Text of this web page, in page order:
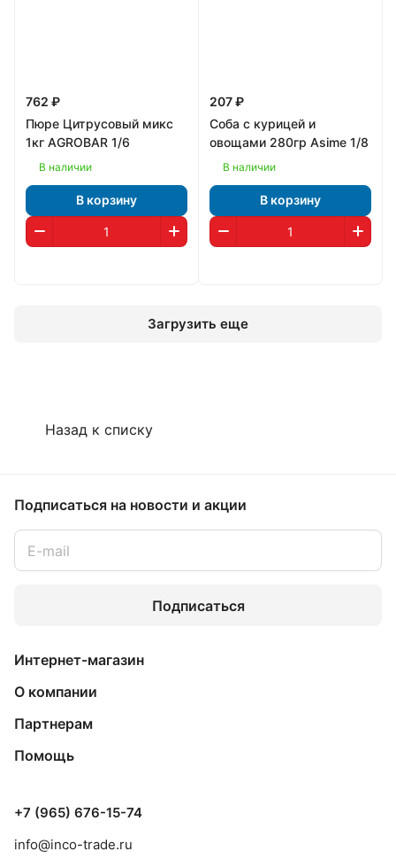
762 ₽
Пюре Цитрусовый микс
1кг AGROBAR 1/6
В наличии
В корзину
207 ₽
Соба с курицей и
овощами 280гр Asime 1/8
В наличии
В корзину
Загрузить еще
Назад к списку
Подписаться на новости и акции
Подписаться
Интернет-магазин
О компании
Партнерам
Помощь
+7 (965) 676-15-74
info@inco-trade.ru